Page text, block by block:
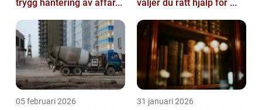
trygg hantering av affär... väljer du rätt hjälp för ...
05 februari 2026 31 januari 2026